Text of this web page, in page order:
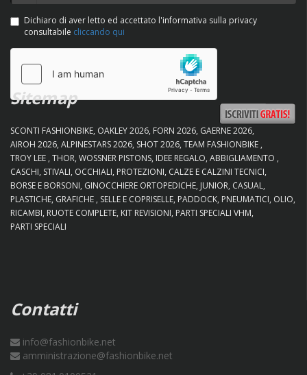
Dichiaro di aver letto ed accettato l'informativa sulla privacy
consultabile cliccando qui
Sitemap
SCONTI FASHIONBIKE OAKLEY 2026 FORN 2026 GAERNE 2026
AIROH 2026 ALPINESTARS 2026 SHOT 2026 TEAM FASHIONBIKE
TROY LEE THOR WOSSNER PISTONS IDEE REGALO ABBIGLIAMENTO
CASCHI STIVALI OCCHIALI PROTEZIONI CALZE E CALZINI TECNICI
BORSE E BORSONI GINOCCHIERE ORTOPEDICHE JUNIOR CASUAL
PLASTICHE GRAFICHE SELLE E COPRISELLE PADDOCK PNEUMATICI OLIO
RICAMBI RUOTE COMPLETE KIT REVISIONI PARTI SPECIALI VHM
PARTI SPECIALI
Contatti
info@fashionbike.net
amministrazione@fashionbike.net